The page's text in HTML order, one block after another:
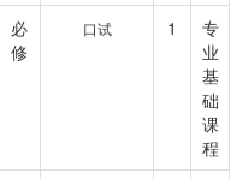
必
修
口试 1
专
业
基
础
课
程